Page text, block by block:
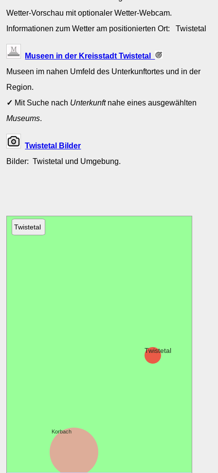
Wetter-Vorschau mit optionaler Wetter-Webcam.
Informationen zum Wetter am positionierten Ort: Twistetal
Museen in der Kreisstadt Twistetal
Museen im nahen Umfeld des Unterkunftortes und in der
Region.
✓ Mit Suche nach Unterkunftnahe eines ausgewählten
Museums.
Twistetal Bilder
Bilder: Twistetal und Umgebung.
Twistetal
Twistetal
Korbach